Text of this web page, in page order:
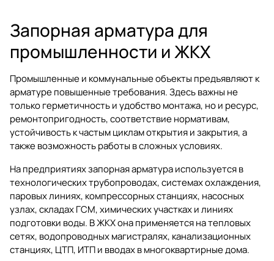
Запорная арматура для
промышленности и ЖКХ
Промышленные и коммунальные объекты предъявляют к
арматуре повышенные требования. Здесь важны не
только герметичность и удобство монтажа, но и ресурс,
ремонтопригодность, соответствие нормативам,
устойчивость к частым циклам открытия и закрытия, а
также возможность работы в сложных условиях.
На предприятиях запорная арматура используется в
технологических трубопроводах, системах охлаждения,
паровых линиях, компрессорных станциях, насосных
узлах, складах ГСМ, химических участках и линиях
подготовки воды. В ЖКХ она применяется на тепловых
сетях, водопроводных магистралях, канализационных
станциях, ЦТП, ИТП и вводах в многоквартирные дома.